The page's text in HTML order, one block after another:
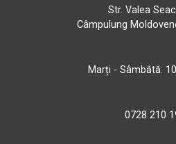
Str. Valea
Câmpulung
Marți - Sâmbătă:
0728 210